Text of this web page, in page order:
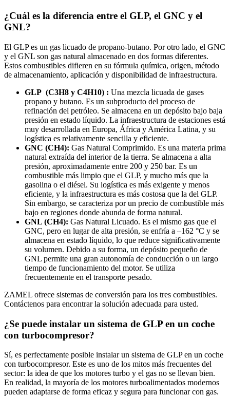
¿Cuál es la diferencia entre el GLP, el GNC y el
GNL?
El GLP es un gas licuado de propano-butano. Por otro lado, el GNC
y el GNL son gas natural almacenado en dos formas diferentes.
Estos combustibles difieren en su fórmula química, origen, método
de almacenamiento, aplicación y disponibilidad de infraestructura.
GLP (C3H8 y C4H10) : Una mezcla licuada de gases
propano y butano. Es un subproducto del proceso de
refinación del petróleo. Se almacena en un depósito bajo baja
presión en estado líquido. La infraestructura de estaciones está
muy desarrollada en Europa, África y América Latina, y su
logística es relativamente sencilla y eficiente.
GNC (CH4): Gas Natural Comprimido. Es una materia prima
natural extraída del interior de la tierra. Se almacena a alta
presión, aproximadamente entre 200 y 250 bar. Es un
combustible más limpio que el GLP, y mucho más que la
gasolina o el diésel. Su logística es más exigente y menos
eficiente, y la infraestructura es más costosa que la del GLP.
Sin embargo, se caracteriza por un precio de combustible más
bajo en regiones donde abunda de forma natural.
GNL (CH4): Gas Natural Licuado. Es el mismo gas que el
GNC, pero en lugar de alta presión, se enfría a –162 °C y se
almacena en estado líquido, lo que reduce significativamente
su volumen. Debido a su forma, un depósito pequeño de
GNL permite una gran autonomía de conducción o un largo
tiempo de funcionamiento del motor. Se utiliza
frecuentemente en el transporte pesado.
ZAMEL ofrece sistemas de conversión para los tres combustibles.
Contáctenos para encontrar la solución adecuada para usted.
¿Se puede instalar un sistema de GLP en un coche
con turbocompresor?
Sí, es perfectamente posible instalar un sistema de GLP en un coche
con turbocompresor. Este es uno de los mitos más frecuentes del
sector: la idea de que los motores turbo y el gas no se llevan bien.
En realidad, la mayoría de los motores turboalimentados modernos
pueden adaptarse de forma eficaz y segura para funcionar con gas.